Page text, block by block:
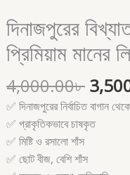
দিনাজপুরের
প্রিমিয়াম
4,000.00৳
price
was:
✅ দিনাজপুরের নির্বাচিত বাগান
✅ প্রাকৃতিকভাবে চাষকৃত
✅ মিষ্টি ও রসালো শাঁস
✅ ছোট বীজ, বেশি শাঁস
দিনাজপুরের
বিখ্যাত
বেদানা
–
মিষ্টি,
রসালো
ও
প্রিমিয়াম